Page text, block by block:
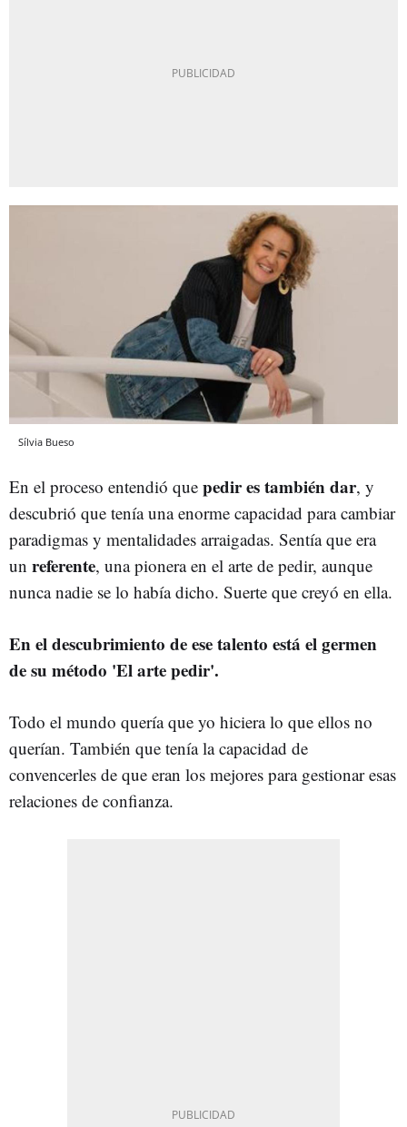
Sílvia Bueso
En el proceso entendió que pedir es también dar, y
descubrió que tenía una enorme capacidad para cambiar
paradigmas y mentalidades arraigadas. Sentía que era
un referente, una pionera en el arte de pedir, aunque
nunca nadie se lo había dicho. Suerte que creyó en ella.
En el descubrimiento de ese talento está el germen
de su método 'El arte pedir'.
Todo el mundo quería que yo hiciera lo que ellos no
querían. También que tenía la capacidad de
convencerles de que eran los mejores para gestionar esas
relaciones de confianza.